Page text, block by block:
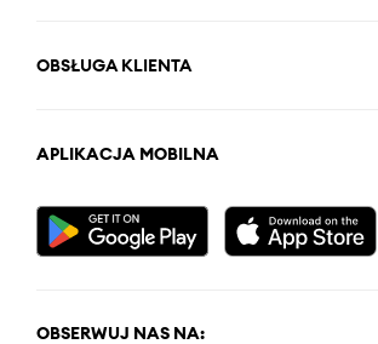
OBSŁUGA KLIENTA
APLIKACJA MOBILNA
OBSERWUJ NAS NA: